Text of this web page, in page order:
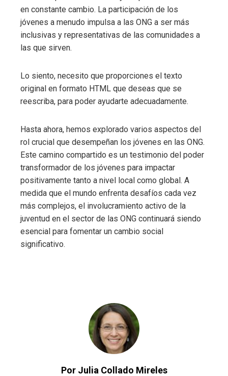
en constante cambio. La participación de los
jóvenes a menudo impulsa a las ONG a ser más
inclusivas y representativas de las comunidades a
las que sirven.
Lo siento, necesito que proporciones el texto
original en formato HTML que deseas que se
reescriba, para poder ayudarte adecuadamente.
Hasta ahora, hemos explorado varios aspectos del
rol crucial que desempeñan los jóvenes en las ONG.
Este camino compartido es un testimonio del poder
transformador de los jóvenes para impactar
positivamente tanto a nivel local como global. A
medida que el mundo enfrenta desafíos cada vez
más complejos, el involucramiento activo de la
juventud en el sector de las ONG continuará siendo
esencial para fomentar un cambio social
significativo.
Por Julia Collado Mireles